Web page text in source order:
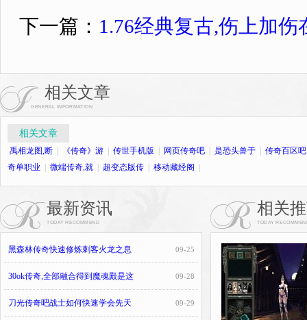
下一篇： 1.76经典复古,伤上加
相关文章
GENERAL INFORMATION
相关文章
禹相龙图,断 《传奇》游 传世手机版 网页传奇吧 是恐头兽于
传奇百区吧
奇单职业
微端传奇,就 超变态版传 移动藏经阁
最新资讯
TODAY RECOMMEND
09-25
黑森林传奇快速修炼刺客火龙之息
09-28
30ok传奇,全部融合得到魔魂殿是这
09-29
刀光传奇吧战士如何快速学会先天
相关
TODAY